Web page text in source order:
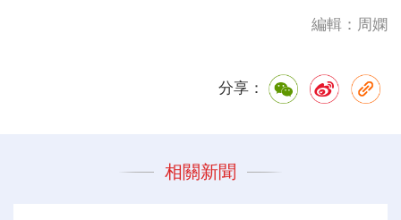
編輯：周嫻
分享：
相關新聞